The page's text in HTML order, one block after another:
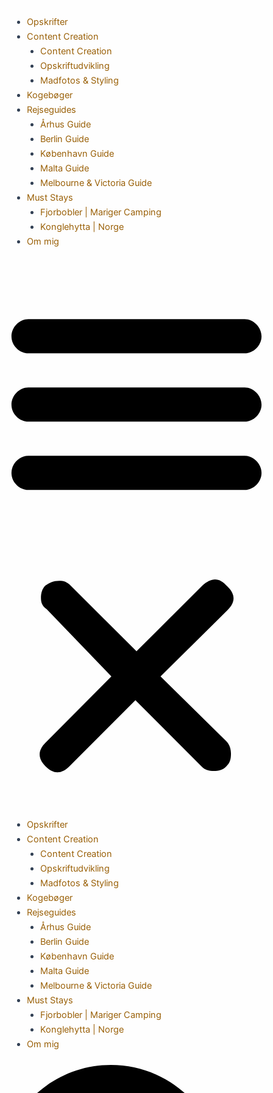
indholdet
Opskrifter
Content Creation
Content Creation
Opskriftudvikling
Madfotos & Styling
Kogebøger
Rejseguides
Århus Guide
Berlin Guide
København Guide
Malta Guide
Melbourne & Victoria Guide
Must Stays
Fjorbobler | Mariger Camping
Konglehytta | Norge
Om mig
Opskrifter
Content Creation
Content Creation
Opskriftudvikling
Madfotos & Styling
Kogebøger
Rejseguides
Århus Guide
Berlin Guide
København Guide
Malta Guide
Melbourne & Victoria Guide
Must Stays
Fjorbobler | Mariger Camping
Konglehytta | Norge
Om mig